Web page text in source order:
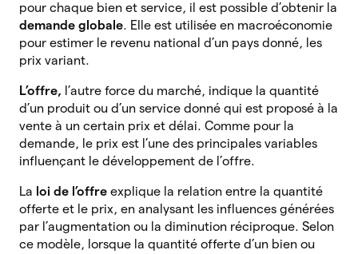
pour chaque bien et service, il est possible d’obtenir la
demande globale. Elle est utilisée en macroéconomie
pour estimer le revenu national d’un pays donné, les
prix variant.
L’offre, l’autre force du marché, indique la quantité
d’un produit ou d’un service donné qui est proposé à la
vente à un certain prix et délai. Comme pour la
demande, le prix est l’une des principales variables
influençant le développement de l’offre.
La loi de l’offre explique la relation entre la quantité
offerte et le prix, en analysant les influences générées
par l’augmentation ou la diminution réciproque. Selon
ce modèle, lorsque la quantité offerte d’un bien ou